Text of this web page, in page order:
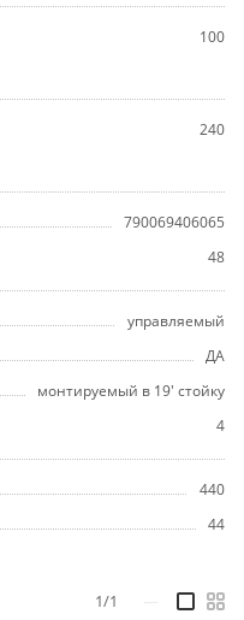
100
240
790069406065
48
управляемый
ДА
монтируемый в 19' стойку
4
440
44
1/1